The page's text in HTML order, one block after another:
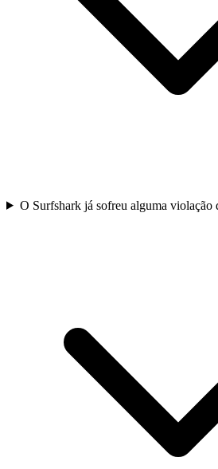
O Surfshark já sofreu alguma violação